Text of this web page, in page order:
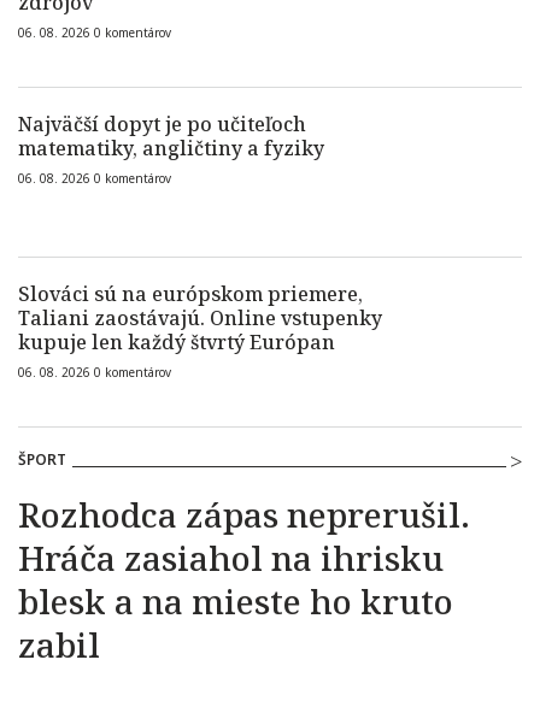
06. 08. 2026 0 komentárov
Najväčší dopyt je po učiteľoch
matematiky, angličtiny a fyziky
06. 08. 2026 0 komentárov
Slováci sú na európskom priemere,
Taliani zaostávajú. Online vstupenky
kupuje len každý štvrtý Európan
06. 08. 2026 0 komentárov
ŠPORT